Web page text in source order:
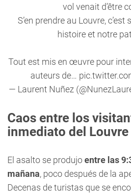
vol venait d’être
S’en prendre au Louvre, c’est
histoire et notre
Tout est mis en œuvre pour
auteurs de…
— Laurent Nuñez
Caos entre los
inmediato del Louvre
El asalto se produjoentre las
mañana, poco después de la
Decenas de turistas que se